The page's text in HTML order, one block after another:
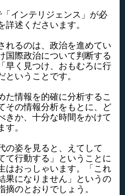
インテリジェンス」が必
述くださいます。
れるのは、政治を進めてい
国際政治について判断する
早く見つけ、おもむろに行
いうことです。
た情報を的確に分析するこ
その情報分析をもとに、ど
きか、十分な時間をかけて
。
の姿を見ると、えてして
て行動する」ということに
はおっしゃいます。「これ
果になりません」というの
摘のとおりでしょう。